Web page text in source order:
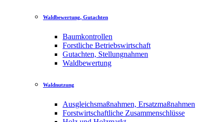
Waldbewertung, Gutachten
Baumkontrollen
Forstliche Betriebswirtschaft
Gutachten, Stellungnahmen
Waldbewertung
Waldnutzung
Ausgleichsmaßnahmen, Ersatzmaßnahmen
Forstwirtschaftliche Zusammenschlüsse